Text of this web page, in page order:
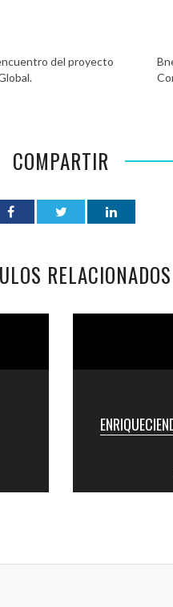
del proyecto
COMPARTIR
RELACIONADOS
y
Enfocando